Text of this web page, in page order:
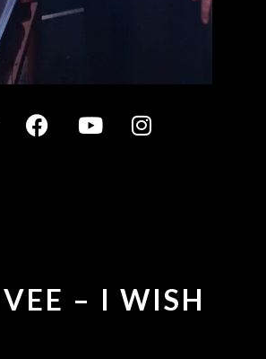
– I WISH